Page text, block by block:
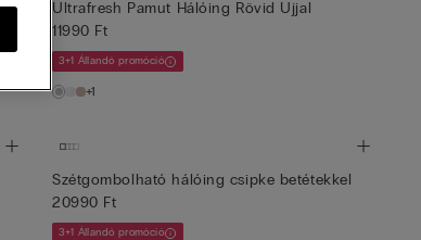
Ultrafresh Pamut Hálóing Rövid Ujjal
11990 Ft
3+1 Állandó promóció
+1
Szétgombolható hálóing csipke betétekkel
20990 Ft
3+1 Állandó promóció